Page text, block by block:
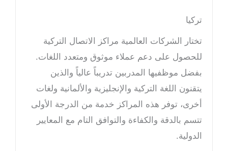
تركيا
تختار الشركات العالمية مراكز الاتصال التركية
للحصول على دعم عملاء موثوق ومتعدد اللغات.
بفضل موظفيها المدربين تدريباً عالياً والذين
يتقنون اللغة التركية والإنجليزية والألمانية ولغات
أخرى، توفر هذه المراكز خدمة من الدرجة الأولى
تتسم بالدقة والكفاءة والتوافق التام مع المعايير
الدولية.